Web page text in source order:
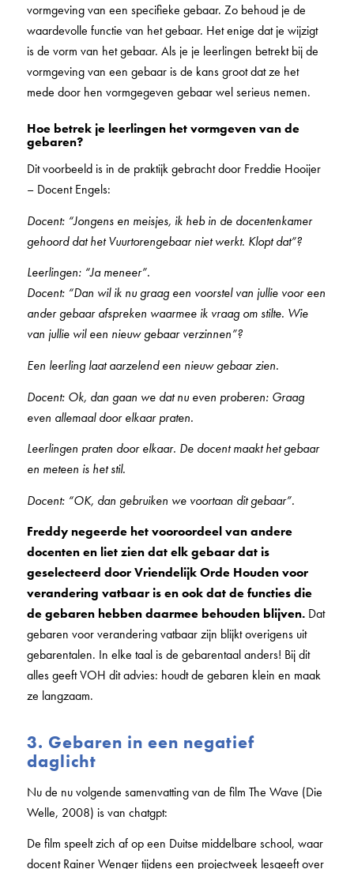
vormgeving van een specifieke gebaar. Zo behoud je de
waardevolle functie van het gebaar. Het enige dat je wijzigt
is de vorm van het gebaar. Als je je leerlingen betrekt bij de
vormgeving van een gebaar is de kans groot dat ze het
mede door hen vormgegeven gebaar wel serieus nemen.
Hoe betrek je leerlingen het vormgeven van de
gebaren?
Dit voorbeeld is in de praktijk gebracht door Freddie Hooijer
– Docent Engels:
Docent: “Jongens en meisjes, ik heb in de docentenkamer
gehoord dat het Vuurtorengebaar niet werkt. Klopt dat”?
Leerlingen: “Ja meneer”.
Docent: “Dan wil ik nu graag een voorstel van jullie voor een
ander gebaar afspreken waarmee ik vraag om stilte. Wie
van jullie wil een nieuw gebaar verzinnen”?
Een leerling laat aarzelend een nieuw gebaar zien.
Docent: Ok, dan gaan we dat nu even proberen: Graag
even allemaal door elkaar praten.
Leerlingen praten door elkaar. De docent maakt het gebaar
en meteen is het stil.
Docent: “OK, dan gebruiken we voortaan dit gebaar”.
Freddy negeerde het vooroordeel van andere
docenten en liet zien dat elk gebaar dat is
geselecteerd door Vriendelijk Orde Houden voor
verandering vatbaar is en ook dat de functies die
de gebaren hebben daarmee behouden blijven. Dat
gebaren voor verandering vatbaar zijn blijkt overigens uit
gebarentalen. In elke taal is de gebarentaal anders! Bij dit
alles geeft VOH dit advies: houdt de gebaren klein en maak
ze langzaam.
3. Gebaren in een negatief
daglicht
Nu de nu volgende samenvatting van de film The Wave (Die
Welle, 2008) is van chatgpt:
De film speelt zich af op een Duitse middelbare school, waar
docent Rainer Wenger tijdens een projectweek lesgeeft over